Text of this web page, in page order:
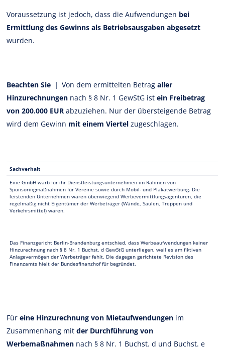
Voraussetzung ist jedoch, dass die Aufwendungen bei
Ermittlung des Gewinns als Betriebsausgaben abgesetzt
wurden.
Beachten Sie |Von dem ermittelten Betragaller
Hinzurechnungen nach § 8 Nr. 1 GewStG istein Freibetrag
von 200.000 EUR abzuziehen. Nur der übersteigende Betrag
wird dem Gewinn mit einem Viertel zugeschlagen.
Sachverhalt
Eine GmbH warb für ihr Dienstleistungsunternehmen im Rahmen von
Sponsoringmaßnahmen für Vereine sowie durch Mobil- und Plakatwerbung. Die
leistenden Unternehmen waren überwiegend Werbevermittlungsagenturen, die
regelmäßig nicht Eigentümer der Werbeträger (Wände, Säulen, Treppen und
Verkehrsmittel) waren.
Das Finanzgericht Berlin-Brandenburg entschied, dass Werbeaufwendungen keiner
Hinzurechnung nach § 8 Nr. 1 Buchst. d GewStG unterliegen, weil es am fiktiven
Anlagevermögen der Werbeträger fehlt. Die dagegen gerichtete Revision des
Finanzamts hielt der Bundesfinanzhof für begründet.
Füreine Hinzurechnung von Mietaufwendungen im
Zusammenhang mitder Durchführung von
Werbemaßnahmen nach § 8 Nr. 1 Buchst. d und Buchst. e